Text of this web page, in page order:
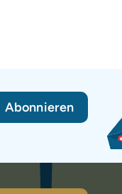
Abonnieren